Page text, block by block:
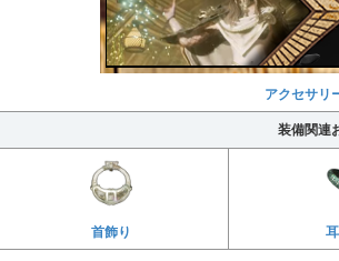
アクセサリ
装備関連
首飾り